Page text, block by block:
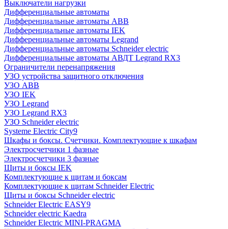
Выключатели нагрузки
Дифференциальные автоматы
Дифференциальные автоматы ABB
Дифференциальные автоматы IEK
Дифференциальные автоматы Legrand
Дифференциальные автоматы Schneider electric
Дифференциальные автоматы АВДТ Legrand RX3
Ограничители перенапряжения
УЗО устройства защитного отключения
УЗО ABB
УЗО IEK
УЗО Legrand
УЗО Legrand RX3
УЗО Schneider electric
Systeme Electric City9
Шкафы и боксы. Счетчики. Комплектующие к шкафам
Электросчетчики 1 фазные
Электросчетчики 3 фазные
Щиты и боксы IEK
Комплектующие к щитам и боксам
Комплектующие к щитам Schneider Electric
Щиты и боксы Schneider electric
Schneider Electric EASY9
Schneider electric Kaedra
Schneider Electric MINI-PRAGMA